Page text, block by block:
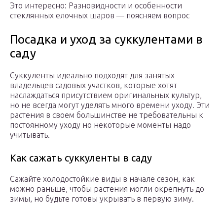
Это интересно: Разновидности и особенности
стеклянных елочных шаров — поясняем вопрос
Посадка и уход за суккулентами в
саду
Суккуленты идеально подходят для занятых
владельцев садовых участков, которые хотят
наслаждаться присутствием оригинальных культур,
но не всегда могут уделять много времени уходу. Эти
растения в своем большинстве не требовательны к
постоянному уходу но некоторые моменты надо
учитывать.
Как сажать суккуленты в саду
Сажайте холодостойкие виды в начале сезон, как
можно раньше, чтобы растения могли окрепнуть до
зимы, но будьте готовы укрывать в первую зиму.